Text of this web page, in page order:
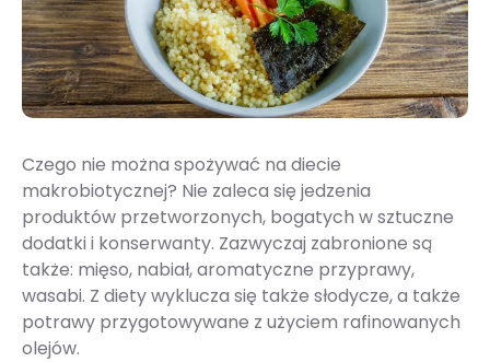
Czego nie można spożywać na diecie
makrobiotycznej? Nie zaleca się jedzenia
produktów przetworzonych, bogatych w sztuczne
dodatki i konserwanty. Zazwyczaj zabronione są
także: mięso, nabiał, aromatyczne przyprawy,
wasabi. Z diety wyklucza się także słodycze, a także
potrawy przygotowywane z użyciem rafinowanych
olejów.